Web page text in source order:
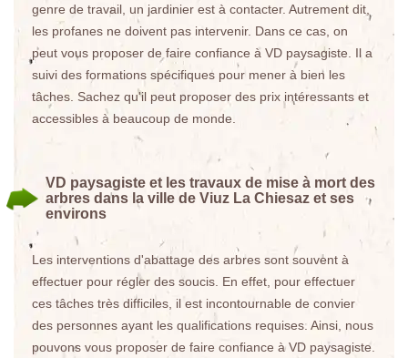
genre de travail, un jardinier est à contacter. Autrement dit,
les profanes ne doivent pas intervenir. Dans ce cas, on
peut vous proposer de faire confiance à VD paysagiste. Il a
suivi des formations spécifiques pour mener à bien les
tâches. Sachez qu'il peut proposer des prix intéressants et
accessibles à beaucoup de monde.
VD paysagiste et les travaux de mise à mort des
arbres dans la ville de Viuz La Chiesaz et ses
environs
Les interventions d'abattage des arbres sont souvent à
effectuer pour régler des soucis. En effet, pour effectuer
ces tâches très difficiles, il est incontournable de convier
des personnes ayant les qualifications requises. Ainsi, nous
pouvons vous proposer de faire confiance à VD paysagiste.